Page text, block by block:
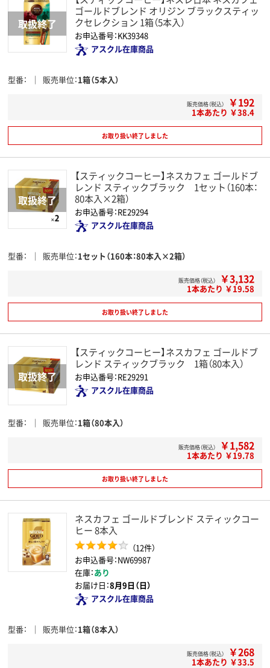
ゴールドブレンド オリジン ブラックスティッ
クセレクション 1箱（5本入）
お申込番号：KK39348
アスクル在庫商品
型番 販売単位 1箱（5本入）
販売価格（税込） ￥192
1本あたり ￥38.4
お取り扱い終了しました
【スティックコーヒー】ネスカフェ ゴールドブ
レンド スティックブラック 1セット（160本：
80本入×2箱）
お申込番号：RE29294
アスクル在庫商品
型番 販売単位 1セット（160本：80本入×2箱）
販売価格（税込） ￥3,132
1本あたり ￥19.58
お取り扱い終了しました
【スティックコーヒー】ネスカフェ ゴールドブ
レンド スティックブラック 1箱（80本入）
お申込番号：RE29291
アスクル在庫商品
型番 販売単位 1箱（80本入）
販売価格（税込） ￥1,582
1本あたり ￥19.78
お取り扱い終了しました
ネスカフェ ゴールドブレンド スティックコー
ヒー 8本入
（12件）
お申込番号：NW69987
在庫：あり
お届け日：8月9日（日）
アスクル在庫商品
型番 販売単位 1箱（8本入）
販売価格（税込） ￥268
1本あたり ￥33.5